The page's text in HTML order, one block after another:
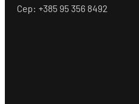
Cep: +385 95 356 8492